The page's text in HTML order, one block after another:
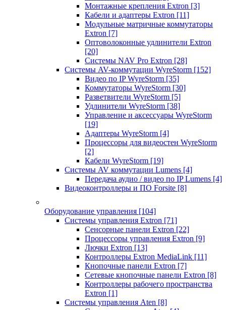
Монтажные крепления Extron [3]
Кабели и адаптеры Extron [11]
Модульные матричные коммутаторы
Extron [7]
Оптоволоконные удлинители Extron
[20]
Системы NAV Pro Extron [28]
Системы AV-коммутации WyreStorm [152]
Видео по IP WyreStorm [35]
Коммутаторы WyreStorm [30]
Разветвители WyreStorm [5]
Удлинители WyreStorm [38]
Управление и аксессуары WyreStorm
[19]
Адаптеры WyreStorm [4]
Процессоры для видеостен WyreStorm
[2]
Кабели WyreStorm [19]
Системы AV коммутации Lumens [4]
Передача аудио / видео по IP Lumens [4]
Видеоконтроллеры и ПО Forsite [8]
Оборудование управления [104]
Системы управления Extron [71]
Сенсорные панели Extron [22]
Процессоры управления Extron [9]
Лючки Extron [13]
Контроллеры Extron MediaLink [11]
Кнопочные панели Extron [7]
Сетевые кнопочные панели Extron [8]
Контроллеры рабочего пространства
Extron [1]
Системы управления Aten [8]